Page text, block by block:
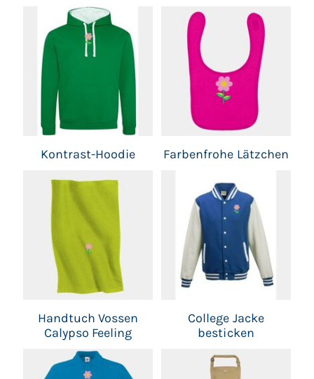
Kontrast-Hoodie Farbenfrohe Lätzchen
Handtuch Vossen
Calypso Feeling
College Jacke
besticken